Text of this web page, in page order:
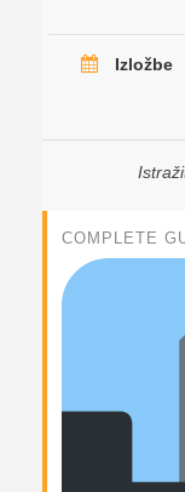
Izložbe
COMPLETE